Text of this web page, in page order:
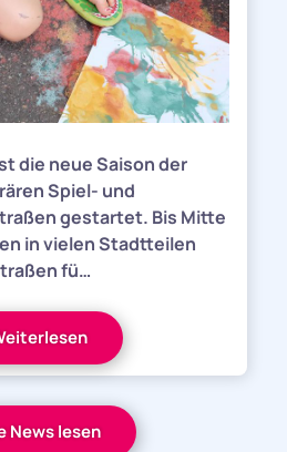
die neue Saison der
Spiel- und
gestartet. Bis Mitte
in vielen Stadtteilen
fü…
News lesen